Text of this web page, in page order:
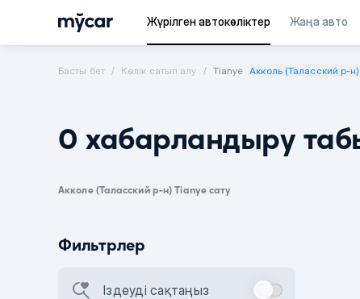
Жүрілген автокөліктер Жаңа авто
Басты бет Көлік сатып алу Tianye Акколь (Таласский р-н)
0 хабарландыру
Акколе (Таласский р-н) Tianye сату
Фильтрлер
Іздеуді сақтаңыз